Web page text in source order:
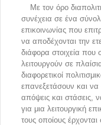
Με τον όρο
συνέχεια σε ένα
επικοινωνίας που
να αποδέχονται την
διάφορα στοιχεία
λειτουργούν σε
διαφορετικοί
επανεξετάσουν και
απόψεις και στάσεις,
για μια λειτουργική
τους οποίους